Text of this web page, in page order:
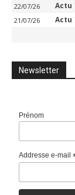
22/07/26 Actu
21/07/26 Actu
Newsletter
Prénom
Addresse e-mail